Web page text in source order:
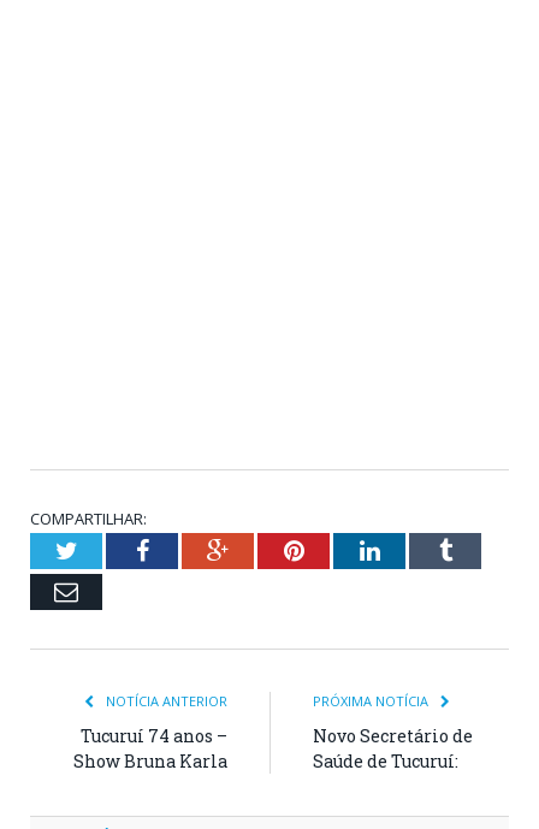
COMPARTILHAR:
TwitterFacebookGoogle+PinterestLinkedInTumblr
Email
NOTÍCIA ANTERIOR
Tucuruí 74 anos –
Show Bruna Karla
PRÓXIMA NOTÍCIA
Novo Secretário de
Saúde de Tucuruí: